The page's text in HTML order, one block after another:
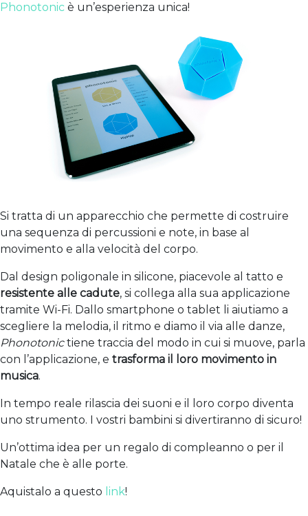
Phonotonic è un’esperienza unica!
Si tratta di un apparecchio che permette di costruire
una sequenza di percussioni e note, in base al
movimento e alla velocità del corpo.
Dal design poligonale in silicone, piacevole al tatto e
resistente alle cadute, si collega alla sua applicazione
tramite Wi-Fi. Dallo smartphone o tablet li aiutiamo a
scegliere la melodia, il ritmo e diamo il via alle danze,
Phonotonictiene traccia del modo in cui si muove, parla
con l’applicazione, e trasforma il loro movimento in
musica.
In tempo reale rilascia dei suoni e il loro corpo diventa
uno strumento. I vostri bambini si divertiranno di sicuro!
Un’ottima idea per un regalo di compleanno o per il
Natale che è alle porte.
Aquistalo a questo link!